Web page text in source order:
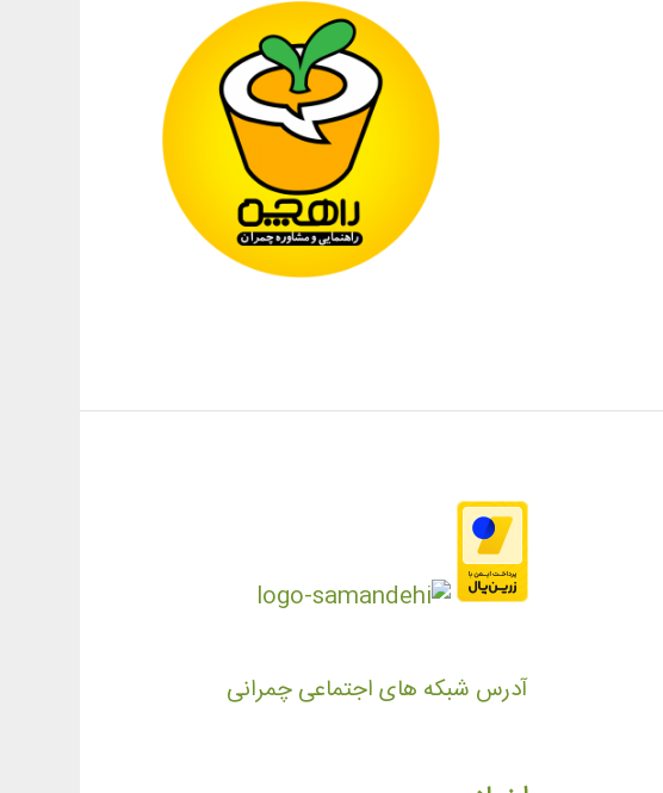
آدرس شبکه های اجتماعی چمرانی